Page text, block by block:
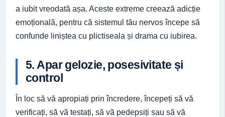
a iubit vreodată așa. Aceste extreme creează adicție
emoțională, pentru că sistemul tău nervos începe să
confunde liniștea cu plictiseala și drama cu iubirea.
5. Apar gelozie, posesivitate și
control
În loc să vă apropiați prin încredere, începeți să vă
verificați, să vă testați, să vă pedepsiți sau să vă